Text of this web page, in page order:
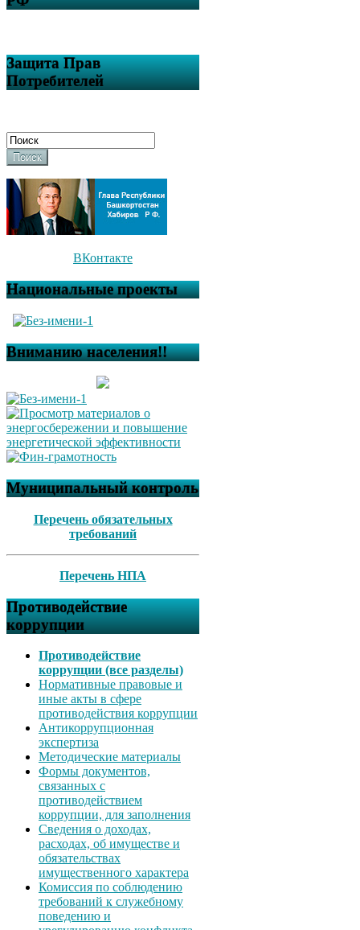
Защита Прав
Потребителей
Поиск
ВКонтакте
Национальные проекты
Вниманию населения!!
Муниципальный контроль
Перечень обязательных
требований
Перечень НПА
Противодействие
коррупции
Противодействие
коррупции (все разделы)
Нормативные правовые и
иные акты в сфере
противодействия коррупции
Антикоррупционная
экспертиза
Методические материалы
Формы документов,
связанных с
противодействием
коррупции, для заполнения
Сведения о доходах,
расходах, об имуществе и
обязательствах
имущественного характера
Комиссия по соблюдению
требований к служебному
поведению и